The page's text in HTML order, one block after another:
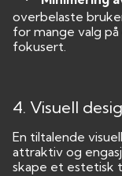
overbelaste
for mange valg
fokusert.
4. Visuell
En tiltalende
attraktiv og
skape et estetisk